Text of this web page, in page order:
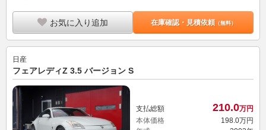
お気に入り追加 在庫確認・見積依頼（無料）
日産
フェアレディZ 3.5 バージョン S
支払総額 210.0万円
本体価格
198.0万円